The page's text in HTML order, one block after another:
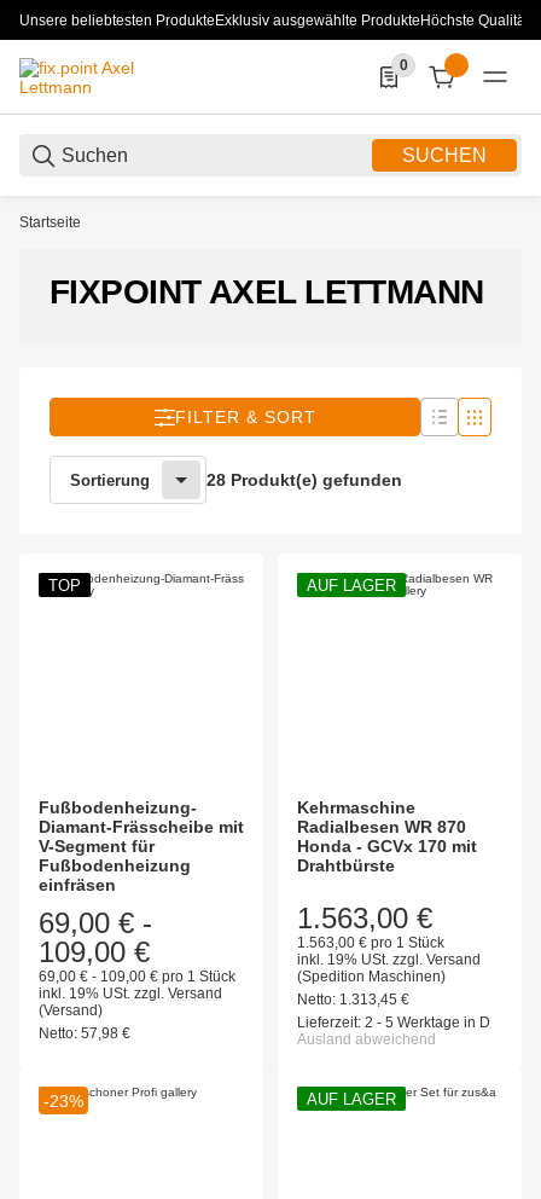
Unsere beliebtesten ProdukteExklusiv ausgewählte ProdukteHöchste Qualität
SUCHEN
0
0 Produkte in der
Startseite
FIXPOINT AXEL LETTMANN
FILTER & SORT
Sortierung 28 Produkt(e) gefunden
TOP
Fußbodenheizung-
Diamant-Frässcheibe mit
V-Segment für
Fußbodenheizung
einfräsen
69,00 € -
109,00 €
69,00 € - 109,00 € pro 1 Stück
inkl. 19% USt. zzgl. Versand
(Versand)
Netto: 57,98 €
AUF LAGER
Kehrmaschine
Radialbesen WR 870
Honda - GCVx 170 mit
Drahtbürste
1.563,00 €
1.563,00 € pro 1 Stück
inkl. 19% USt. zzgl. Versand
(Spedition Maschinen)
Netto: 1.313,45 €
Lieferzeit: 2 - 5 Werktage in D
Ausland abweichend
-23% AUF LAGER